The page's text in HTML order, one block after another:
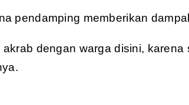
pendamping memberikan
dengan warga disini, karena